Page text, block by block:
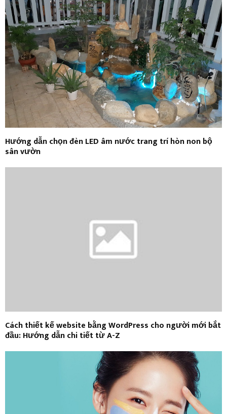
Hướng dẫn chọn đèn LED âm nước trang trí hòn non bộ
sân vườn
Cách thiết kế website bằng WordPress cho người mới bắt
đầu: Hướng dẫn chi tiết từ A-Z